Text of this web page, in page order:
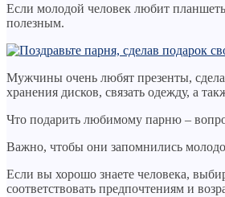
Если молодой человек любит
полезным.
Мужчины очень любят презенты,
хранения дисков, связать одежду, а
Что подарить любимому парню –
Важно, чтобы они запомнились
Если вы хорошо знаете человека,
соответствовать предпочтениям и